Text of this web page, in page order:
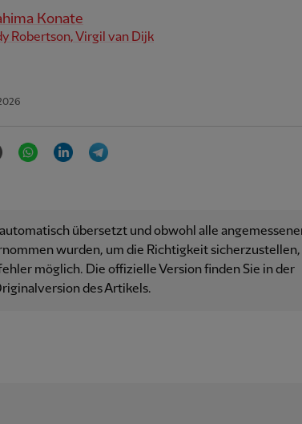
Konate
Robertson, Virgil van Dijk
Email WhatsAppLinkedIn
übersetzt und obwohl alle
wurden, um die Richtigkeit sicherzustellen,
möglich. Die offizielle Version finden Sie in der
des Artikels.